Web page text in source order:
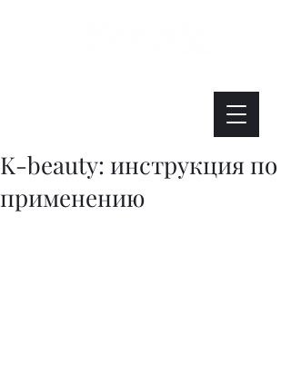
K-beauty: инструкция по
применению